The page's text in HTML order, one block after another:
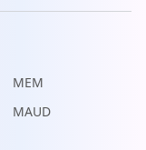
MEM
MAUD